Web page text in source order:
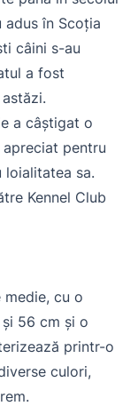
adus în Scoția
câini s-au
a fost
a câștigat o
pentru
sa.
Kennel Club
medie, cu o
56 cm și o
printr-o
culori,